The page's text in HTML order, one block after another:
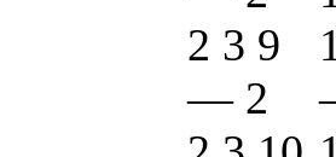
2 3 9
— 2